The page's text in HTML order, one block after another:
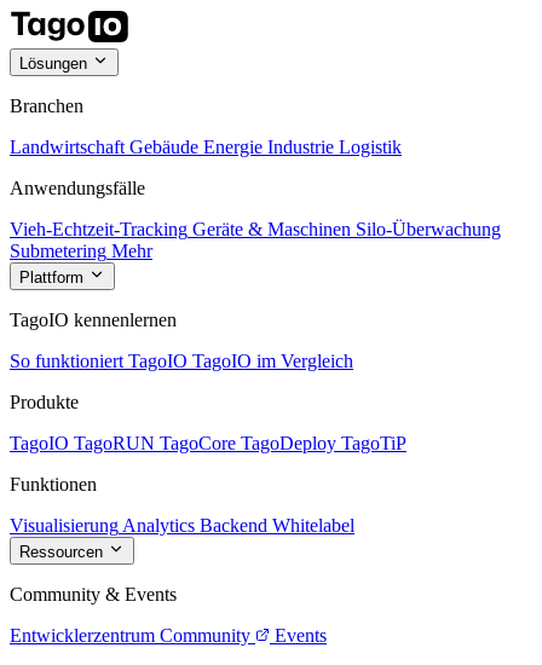
Lösungen
Branchen
Landwirtschaft Gebäude Energie Industrie Logistik
Anwendungsfälle
Vieh-Echtzeit-Tracking Geräte & Maschinen Silo-Überwachung
Submetering Mehr
Plattform
TagoIO kennenlernen
So funktioniert TagoIO TagoIO im Vergleich
Produkte
TagoIO TagoRUN TagoCore TagoDeploy TagoTiP
Funktionen
Visualisierung Analytics Backend Whitelabel
Ressourcen
Community & Events
Entwicklerzentrum Community
Events